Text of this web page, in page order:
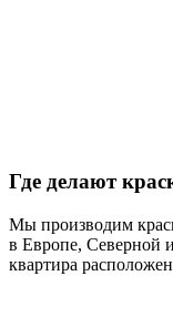
Где делают
Мы производим
в Европе, Северной
квартира